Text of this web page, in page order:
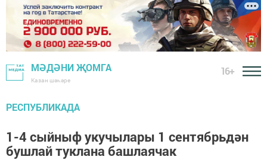
МӘДӘНИ ҖОМГА
Казан шәһәре
16+
РЕСПУБЛИКАДА
1-4 сыйныф укучылары 1 сентябрьдән
бушлай туклана башлаячак